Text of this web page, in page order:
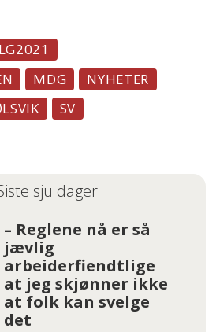
MDG
NYHETER
SV
sju dager
– Reglene nå er så
jævlig
arbeiderfiendtlige
at jeg skjønner ikke
at folk kan svelge
det